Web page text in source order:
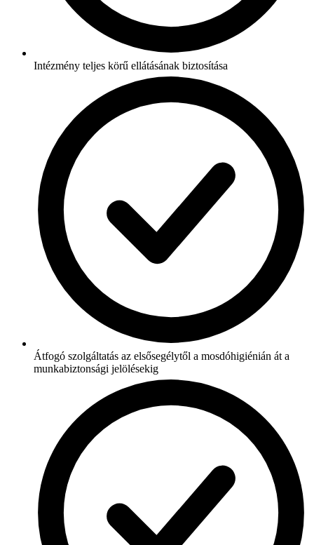
Intézmény teljes körű ellátásának biztosítása
Átfogó szolgáltatás az elsősegélytől a mosdóhigiénián át a
munkabiztonsági jelölésekig